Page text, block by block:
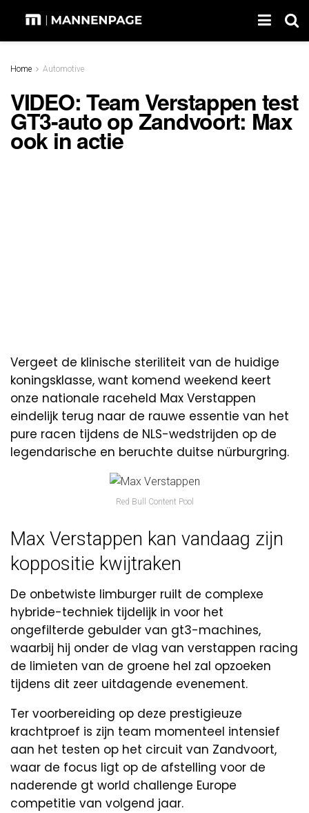
Home Automotive
VIDEO: Team Verstappen test
GT3-auto op Zandvoort: Max
ook in actie
Vergeet de klinische steriliteit van de huidige
koningsklasse, want komend weekend keert
onze nationale raceheld Max Verstappen
eindelijk terug naar de rauwe essentie van het
pure racen tijdens de NLS-wedstrijden op de
legendarische en beruchte duitse nürburgring.
Red Bull Content Pool
Max Verstappen kan vandaag zijn
koppositie kwijtraken
De onbetwiste limburger ruilt de complexe
hybride-techniek tijdelijk in voor het
ongefilterde gebulder van gt3-machines,
waarbij hij onder de vlag van verstappen racing
de limieten van de groene hel zal opzoeken
tijdens dit zeer uitdagende evenement.
Ter voorbereiding op deze prestigieuze
krachtproef is zijn team momenteel intensief
aan het testen op het circuit van Zandvoort,
waar de focus ligt op de afstelling voor de
naderende gt world challenge Europe
competitie van volgend jaar.